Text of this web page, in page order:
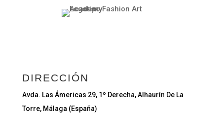
DIRECCIÓN
Avda. Las Ámericas 29, 1º Derecha, Alhaurín De La
Torre, Málaga (España)